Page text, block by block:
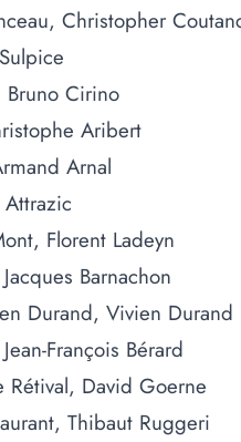
Christopher
Bruno Cirino
Aribert
Arnal
Florent Ladeyn
Barnachon
Durand, Vivien Durand
François Bérard
David Goerne
Thibaut Ruggeri